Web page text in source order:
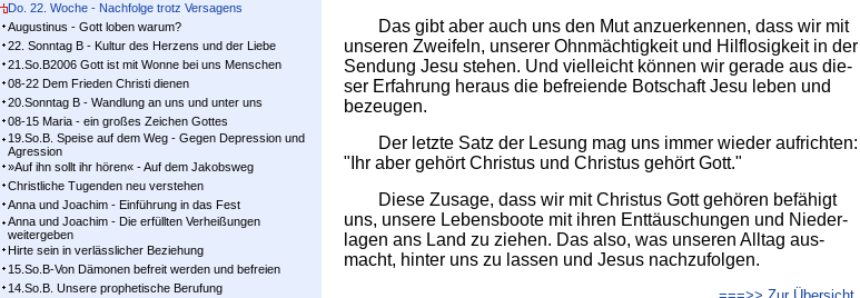
Do. 22. Woche - Nachfolge trotz Versagens
Augustinus - Gott loben warum?
22. Sonntag B - Kultur des Herzens und der Liebe
21.So.B2006 Gott ist mit Wonne bei uns Menschen
08-22 Dem Frieden Christi dienen
20.Sonntag B - Wandlung an uns und unter uns
08-15 Maria - ein großes Zeichen Gottes
19.So.B. Speise auf dem Weg - Gegen Depression und
Agression
»Auf ihn sollt ihr hören« - Auf dem Jakobsweg
Christliche Tugenden neu verstehen
Anna und Joachim - Einführung in das Fest
Anna und Joachim - Die erfüllten Verheißungen
weitergeben
Hirte sein in verlässlicher Beziehung
15.So.B-Von Dämonen befreit werden und befreien
14.So.B. Unsere prophetische Berufung
Das gibt aber auch uns den Mut an­zu­er­ken­nen, dass wir mit
un­se­ren Zwei­feln, un­se­rer Ohn­mäch­tig­keit und Hilf­lo­sig­keit in der
Sen­dung Jesu ste­hen. Und viel­leicht kön­nen wir ge­ra­de aus die­
ser Er­fah­rung he­raus die be­frei­en­de Bot­schaft Jesu le­ben und
be­zeu­gen.
Der letz­te Satz der Le­sung mag uns im­mer wie­der auf­rich­ten:
"Ihr aber ge­hört Chris­tus und Chris­tus ge­hört Gott."
Die­se Zu­sa­ge, dass wir mit Chris­tus Gott ge­hö­ren be­fä­higt
uns, un­se­re Le­bens­boo­te mit ih­ren Ent­täu­schun­gen und Nie­der­
la­gen ans Land zu zie­hen. Das also, was un­se­ren All­tag aus­
macht, hin­ter uns zu las­sen und Je­sus nach­zu­folgen.